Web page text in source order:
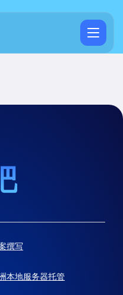
撰写
本地服务器托管